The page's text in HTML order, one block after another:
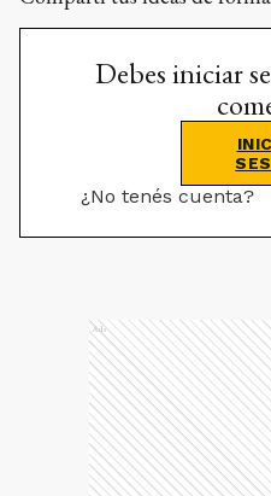
Debes iniciar
¿No tenés cuenta?
Ads